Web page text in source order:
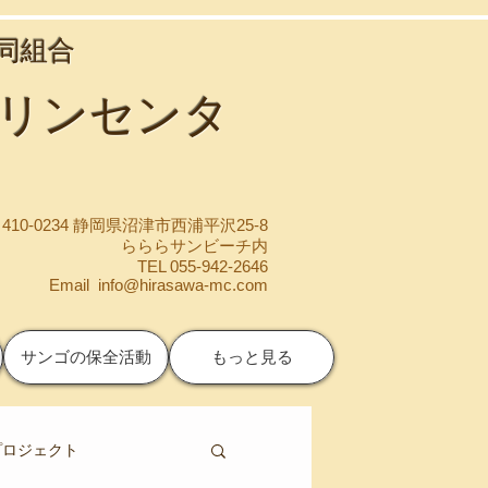
組合
ンセンタ
0234 静岡県沼津市西浦平沢25-8
らららサンビーチ内
TEL 055-942-2646
Email info@hirasawa-mc.com
サンゴの保全活動 もっと見る
ジェクト